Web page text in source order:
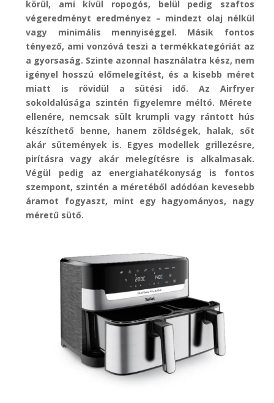
körül, ami kívül ropogós, belül pedig szaftos
végeredményt eredményez – mindezt olaj nélkül
vagy minimális mennyiséggel. Másik fontos
tényező, ami vonzóvá teszi a termékkategóriát az
a gyorsaság. Szinte azonnal használatra kész, nem
igényel hosszú előmelegítést, és a kisebb méret
miatt is rövidül a sütési idő. Az Airfryer
sokoldalúsága szintén figyelemre méltó. Mérete
ellenére, nemcsak sült krumpli vagy rántott hús
készíthető benne, hanem zöldségek, halak, sőt
akár sütemények is. Egyes modellek grillezésre,
pirításra vagy akár melegítésre is alkalmasak.
Végül pedig az energiahatékonyság is fontos
szempont, szintén a méretéből adódóan kevesebb
áramot fogyaszt, mint egy hagyományos, nagy
méretű sütő.